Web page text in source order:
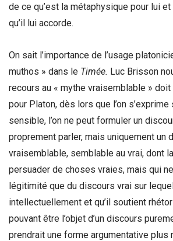
de ce qu’est la métaphysique pour lui
qu’il lui accorde.
On sait l’importance de l’usage
muthos » dans le Timée. Luc Brisson
recours au « mythe vraisemblable »
pour Platon, dès lors que l’on
sensible, l’on ne peut formuler un
proprement parler, mais uniquement un
vraisemblable, semblable au vrai, dont
persuader de choses vraies, mais qui
légitimité que du discours vrai sur
intellectuellement et qu’il soutient
pouvant être l’objet d’un discours
prendrait une forme argumentative plus